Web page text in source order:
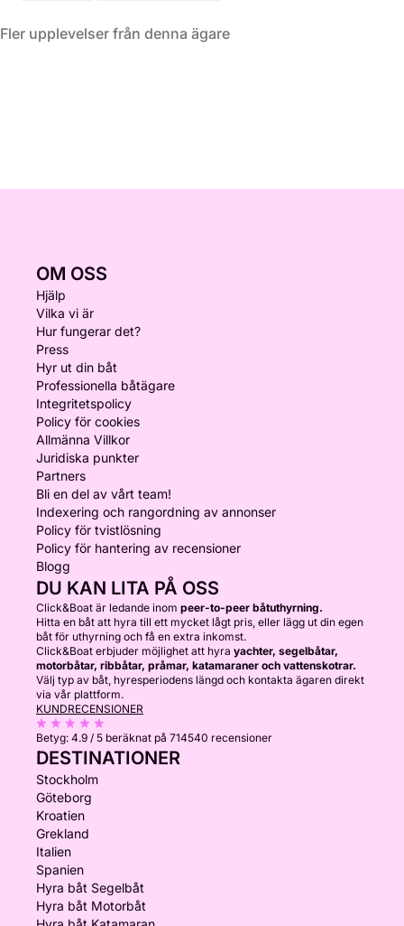
Fler upplevelser från denna ägare
OM OSS
Hjälp
Vilka vi är
Hur fungerar det?
Press
Hyr ut din båt
Professionella båtägare
Integritetspolicy
Policy för cookies
Allmänna Villkor
Juridiska punkter
Partners
Bli en del av vårt team!
Indexering och rangordning av annonser
Policy för tvistlösning
Policy för hantering av recensioner
Blogg
DU KAN LITA PÅ OSS
Click&Boat är ledande inom peer-to-peer båtuthyrning.
Hitta en båt att hyra till ett mycket lågt pris, eller lägg ut din egen
båt för uthyrning och få en extra inkomst.
Click&Boat erbjuder möjlighet att hyra yachter, segelbåtar,
motorbåtar, ribbåtar, pråmar, katamaraner och vattenskotrar.
Välj typ av båt, hyresperiodens längd och kontakta ägaren direkt
via vår plattform.
KUNDRECENSIONER
Betyg: 4.9 / 5 beräknat på 714540 recensioner
DESTINATIONER
Stockholm
Göteborg
Kroatien
Grekland
Italien
Spanien
Hyra båt Segelbåt
Hyra båt Motorbåt